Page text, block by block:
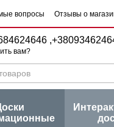
вопросы Отзывы о
оферты Серии товаров
,
вам?